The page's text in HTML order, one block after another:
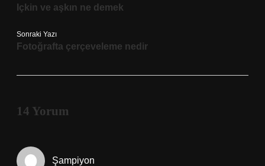
Içkin ve aşkın ne demek
Sonraki Yazı
Fotoğrafta çerçeveleme nedir
14 Yorum
Şampiyon